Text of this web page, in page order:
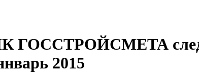
ПК ГОССТРОЙСМЕТА
2015